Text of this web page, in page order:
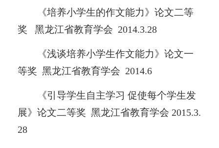
《培养小学生的作文能力》论文二等
奖 黑龙江省教育学会 2014.3.28
《浅谈培养小学生作文能力》论文一
等奖 黑龙江省教育学会 2014.6
《引导学生自主学习 促使每个学生发
展》论文二等奖 黑龙江省教育学会 2015.3.
28